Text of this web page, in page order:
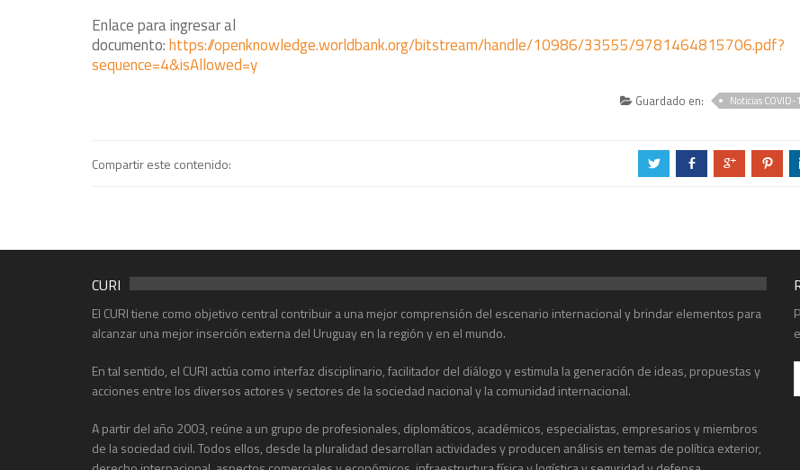
Enlace para ingresar al
documento:https://openknowledge.worldbank.org/bitstream/handle/10986/33555/9781464815706.pdf?
sequence=4&isAllowed=y
Guardado en: Noticias COVID-
Compartir este contenido: a b c d
CURI
El CURI tiene como objetivo central contribuir a una mejor comprensión del escenario internacional y brindar elementos para
alcanzar una mejor inserción externa del Uruguay en la región y en el mundo.
En tal sentido, el CURI actúa como interfaz disciplinario, facilitador del diálogo y estimula la generación de ideas, propuestas y
acciones entre los diversos actores y sectores de la sociedad nacional y la comunidad internacional.
A partir del año 2003, reúne a un grupo de profesionales, diplomáticos, académicos, especialistas, empresarios y miembros
de la sociedad civil. Todos ellos, desde la pluralidad desarrollan actividades y producen análisis en temas de política exterior,